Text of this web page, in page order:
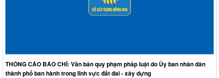
THÔNG CÁO BÁO CHÍ: Văn bản quy phạm pháp luật do Ủy ban nhân dân
thành phố ban hành trong lĩnh vực đất đai - xây dựng